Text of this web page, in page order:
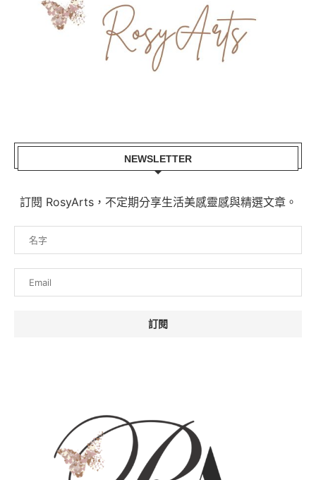
NEWSLETTER
訂閱 RosyArts，不定期分享生活美感靈感與精選文章。